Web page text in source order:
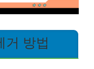
거 방법